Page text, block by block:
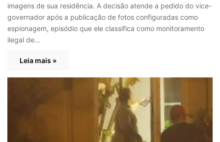
imagens de sua residência. A decisão atende a pedido do vice-
governador após a publicação de fotos configuradas como
espionagem, episódio que ele classifica como monitoramento
ilegal de…
Leia mais »